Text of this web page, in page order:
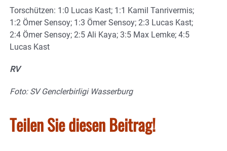
Torschützen: 1:0 Lucas Kast; 1:1 Kamil Tanrivermis;
1:2 Ömer Sensoy; 1:3 Ömer Sensoy; 2:3 Lucas Kast;
2:4 Ömer Sensoy; 2:5 Ali Kaya; 3:5 Max Lemke; 4:5
Lucas Kast
RV
Foto: SV Genclerbirligi Wasserburg
Teilen Sie diesen Beitrag!